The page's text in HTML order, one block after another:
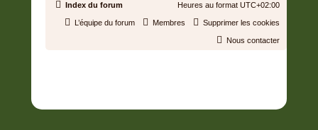
Index du forum Heures au format UTC+02:00
Supprimer les cookies
Membres
L’équipe du forum
Nous contacter